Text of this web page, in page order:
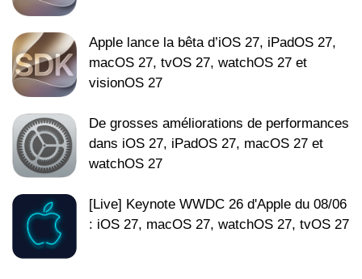
Apple lance la bêta d’iOS 27, iPadOS 27,
macOS 27, tvOS 27, watchOS 27 et
visionOS 27
De grosses améliorations de performances
dans iOS 27, iPadOS 27, macOS 27 et
watchOS 27
[Live] Keynote WWDC 26 d'Apple du 08/06
: iOS 27, macOS 27, watchOS 27, tvOS 27